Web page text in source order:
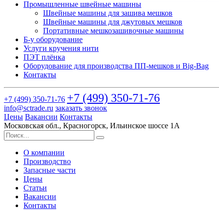
Промышленные швейные машины
Швейные машины для зашива мешков
Швейные машины для джутовых мешков
Портативные мешкозашивочные машины
Б-у оборудование
Услуги кручения нити
ПЭТ плёнка
Оборудование для производства ПП-мешков и Big-Bag
Контакты
+7 (499) 350-71-76 +7 (499) 350-71-76
info@sctrade.ru заказать звонок
Цены Вакансии Контакты
Московская обл., Красногорск, Ильинское шоссе 1А
О компании
Производство
Запасные части
Цены
Статьи
Вакансии
Контакты